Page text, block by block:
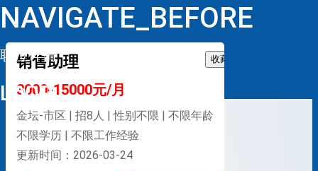
NAVIGATE_BEFORE
职位详情
LOOP
销售助理 收藏
3000-15000元/月
金坛-市区 | 招8人 | 性别不限 | 不限年龄
不限学历 | 不限工作经验
更新时间：2026-03-24